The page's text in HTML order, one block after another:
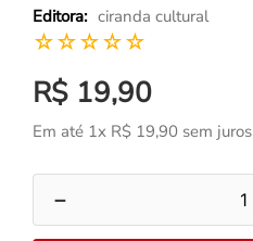
ciranda cultural
☆☆☆☆☆
R$ 19,90
Em até 1x R$ 19,90 sem juros
－